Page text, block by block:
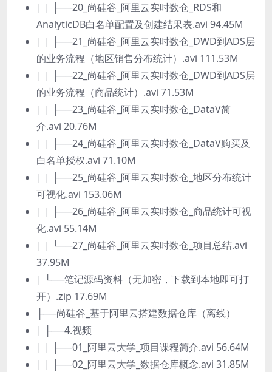
| | ├──20_尚硅谷_阿里云实时数仓_RDS和
AnalyticDB白名单配置及创建结果表.avi 94.45M
| | ├──21_尚硅谷_阿里云实时数仓_DWD到ADS层
的业务流程（地区销售分布统计）.avi 111.53M
| | ├──22_尚硅谷_阿里云实时数仓_DWD到ADS层
的业务流程（商品统计）.avi 71.53M
| | ├──23_尚硅谷_阿里云实时数仓_DataV简
介.avi 20.76M
| | ├──24_尚硅谷_阿里云实时数仓_DataV购买及
白名单授权.avi 71.10M
| | ├──25_尚硅谷_阿里云实时数仓_地区分布统计
可视化.avi 153.06M
| | ├──26_尚硅谷_阿里云实时数仓_商品统计可视
化.avi 55.14M
| | └──27_尚硅谷_阿里云实时数仓_项目总结.avi
37.95M
| └──笔记源码资料（无加密，下载到本地即可打
开）.zip 17.69M
├──尚硅谷_基于阿里云搭建数据仓库（离线）
| ├──4.视频
| | ├──01_阿里云大学_项目课程简介.avi 56.64M
| | ├──02_阿里云大学_数据仓库概念.avi 31.85M